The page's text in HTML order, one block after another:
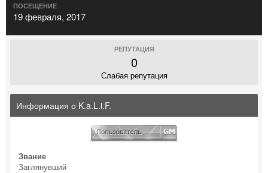
ПОСЕЩЕНИЕ
19 февраля, 2017
РЕПУТАЦИЯ
0
Слабая репутация
Информация о K.a.L.i.F.
Звание
Заглянувший